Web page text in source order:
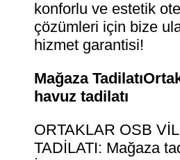
konforlu ve estetik
çözümleri için bize
hizmet garantisi!
Mağaza
havuz tadilatı
ORTAKLAR OSB
TADİLATI: Mağaza